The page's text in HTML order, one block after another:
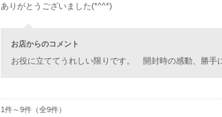
ありがとうございました(*^^*)
お店からのコメント
お役に立ててうれしい限りです。 開封時の感動、勝
1件～9件（全9件）